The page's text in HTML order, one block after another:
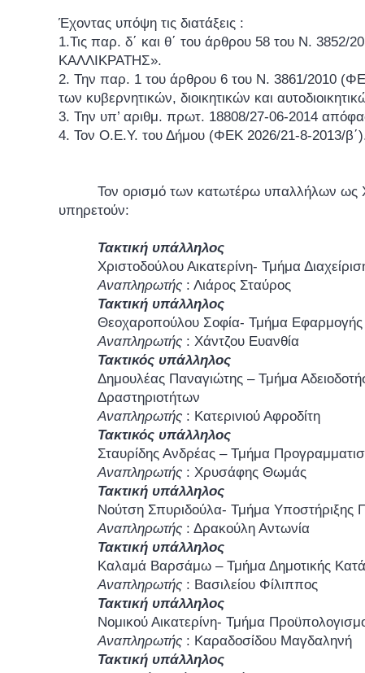
Έχοντας υπόψη τις διατάξεις :
1.Τις παρ. δ΄ και θ΄ του άρθρου 58 του Ν. 3852/
ΚΑΛΛΙΚΡΑΤΗΣ».
2. Την παρ. 1 του άρθρου 6 του Ν. 3861/2010
των κυβερνητικών, διοικητικών και
3. Την υπ’ αριθμ. πρωτ. 18808/27-06-2014
4. Τον Ο.Ε.Υ. του Δήμου (ΦΕΚ 2026/21-8-2013/
Τον ορισμό των κατωτέρω υπαλλήλων ως
υπηρετούν:
Τακτική υπάλληλος
Χριστοδούλου Αικατερίνη- Τμήμα
Αναπληρωτής : Λιάρος Σταύρος
Τακτική υπάλληλος
Θεοχαροπούλου Σοφία- Τμήμα Εφαρμογής
Αναπληρωτής : Χάντζου Ευανθία
Τακτικός υπάλληλος
Δημουλέας Παναγιώτης – Τμήμα
Δραστηριοτήτων
Αναπληρωτής : Κατερινιού Αφροδίτη
Τακτικός υπάλληλος
Σταυρίδης Ανδρέας – Τμήμα
Αναπληρωτής : Χρυσάφης Θωμάς
Τακτική υπάλληλος
Νούτση Σπυριδούλα- Τμήμα Υποστήριξης
Αναπληρωτής : Δρακούλη Αντωνία
Τακτική υπάλληλος
Καλαμά Βαρσάμω – Τμήμα Δημοτικής
Αναπληρωτής : Βασιλείου Φίλιππος
Τακτική υπάλληλος
Νομικού Αικατερίνη- Τμήμα
Αναπληρωτής : Καραδοσίδου Μαγδαληνή
Τακτική υπάλληλος